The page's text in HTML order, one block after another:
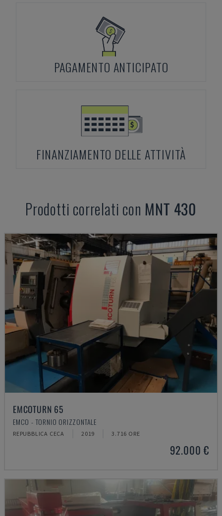
PAGAMENTO ANTICIPATO
FINANZIAMENTO DELLE ATTIVITÀ
Prodotti correlati con MNT 430
EMCOTURN 65
EMCO - TORNIO ORIZZONTALE
REPUBBLICA CECA 2019 3.716 ORE
92.000 €